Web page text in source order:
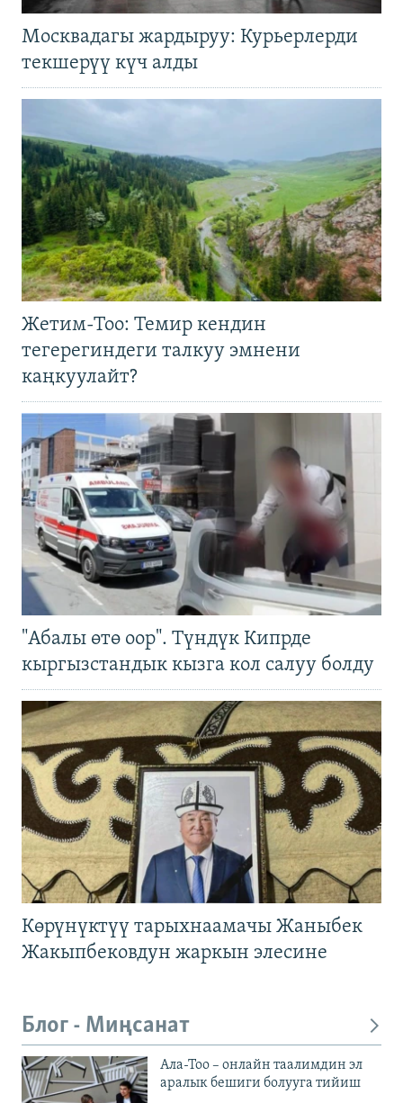
Москвадагы жардыруу: Курьерлерди
текшерүү күч алды
Жетим-Тоо: Темир кендин
тегерегиндеги талкуу эмнени
каңкуулайт?
"Абалы өтө оор". Түндүк Кипрде
кыргызстандык кызга кол салуу болду
Көрүнүктүү тарыхнаамачы Жаныбек
Жакыпбековдун жаркын элесине
Блог - Миңсанат
Ала-Тоо – онлайн таалимдин эл
аралык бешиги болууга тийиш